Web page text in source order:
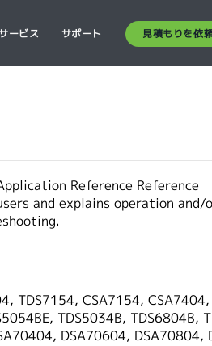
ービス サポート 見積もりを依
Reference Reference
and explains operation
TDS7154, CSA7154,
TDS5034B,
DSA70604,